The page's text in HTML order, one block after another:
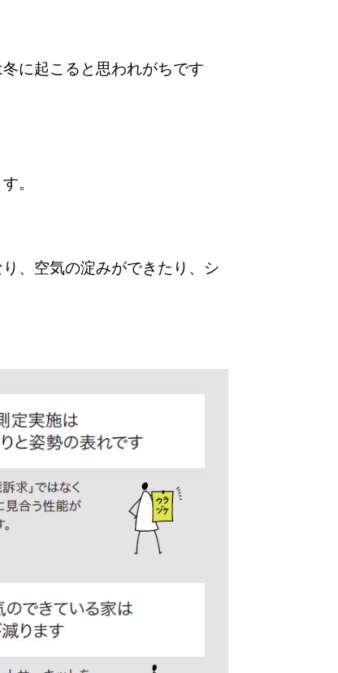
に起こると思われがちです
。
、空気の淀みができたり、シ